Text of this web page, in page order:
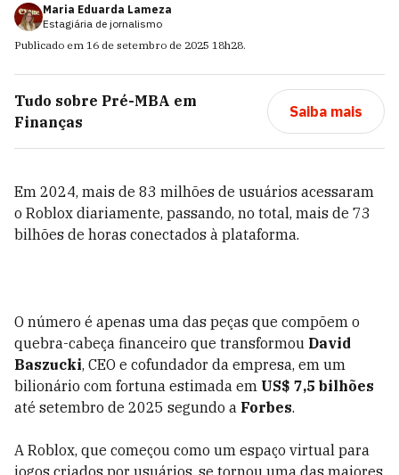
Maria Eduarda Lameza
Estagiária de jornalismo
Publicado em 16 de setembro de 2025 18h28.
Tudo sobre Pré-MBA em
Finanças
Saiba mais
Em 2024, mais de 83 milhões de usuários acessaram
o Roblox diariamente, passando, no total, mais de 73
bilhões de horas conectados à plataforma.
O número é apenas uma das peças que compõem o
quebra-cabeça financeiro que transformou David
Baszucki, CEO e cofundador da empresa, em um
bilionário com fortuna estimada em US$ 7,5 bilhões
até setembro de 2025 segundo a Forbes.
A Roblox, que começou como um espaço virtual para
jogos criados por usuários, se tornou uma das maiores